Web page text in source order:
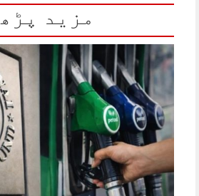
مزید